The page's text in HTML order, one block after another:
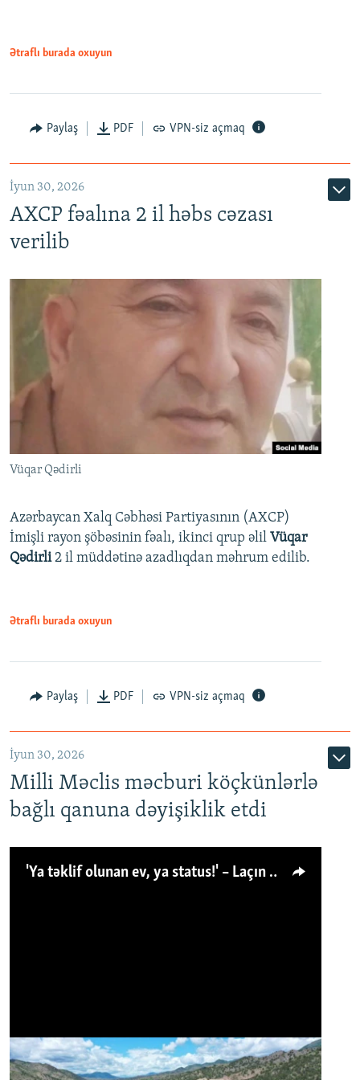
Ətraflı burada oxuyun
Paylaş PDF VPN-siz açmaq
İyun 30, 2026
AXCP fəalına 2 il həbs cəzası
verilib
Vüqar Qədirli
Azərbaycan Xalq Cəbhəsi Partiyasının (AXCP)
İmişli rayon şöbəsinin fəalı, ikinci qrup əlil Vüqar
Qədirli2 il müddətinə azadlıqdan məhrum edilib.
Ətraflı burada oxuyun
Paylaş PDF VPN-siz açmaq
İyun 30, 2026
Milli Məclis məcburi köçkünlərlə
bağlı qanuna dəyişiklik etdi
'Ya təklif olunan ev, ya status!' – Laçın köçkünü: 'Laçından başqa heç hara!'